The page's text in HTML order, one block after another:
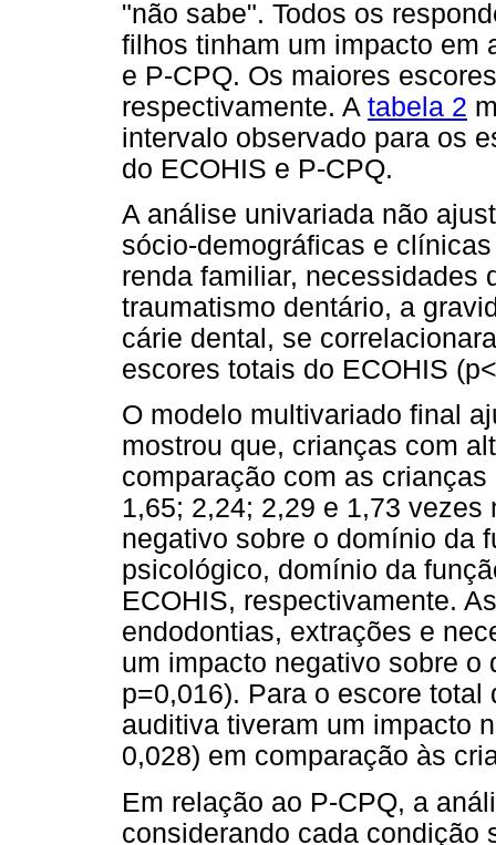
"não sabe". Todos os
filhos tinham um impacto em
e P-CPQ. Os maiores
respectivamente. A tabela 2
intervalo observado para os
do ECOHIS e P-CPQ.
A análise univariada não
sócio-demográficas e
renda familiar, necessidades
traumatismo dentário, a
cárie dental, se
escores totais do ECOHIS
O modelo multivariado final
mostrou que, crianças com
comparação com as
1,65; 2,24; 2,29 e 1,73
negativo sobre o domínio da
psicológico, domínio da
ECOHIS, respectivamente.
endodontias, extrações e
um impacto negativo sobre
p=0,016). Para o escore
auditiva tiveram um impacto
0,028) em comparação às
Em relação ao P-CPQ, a
considerando cada condição